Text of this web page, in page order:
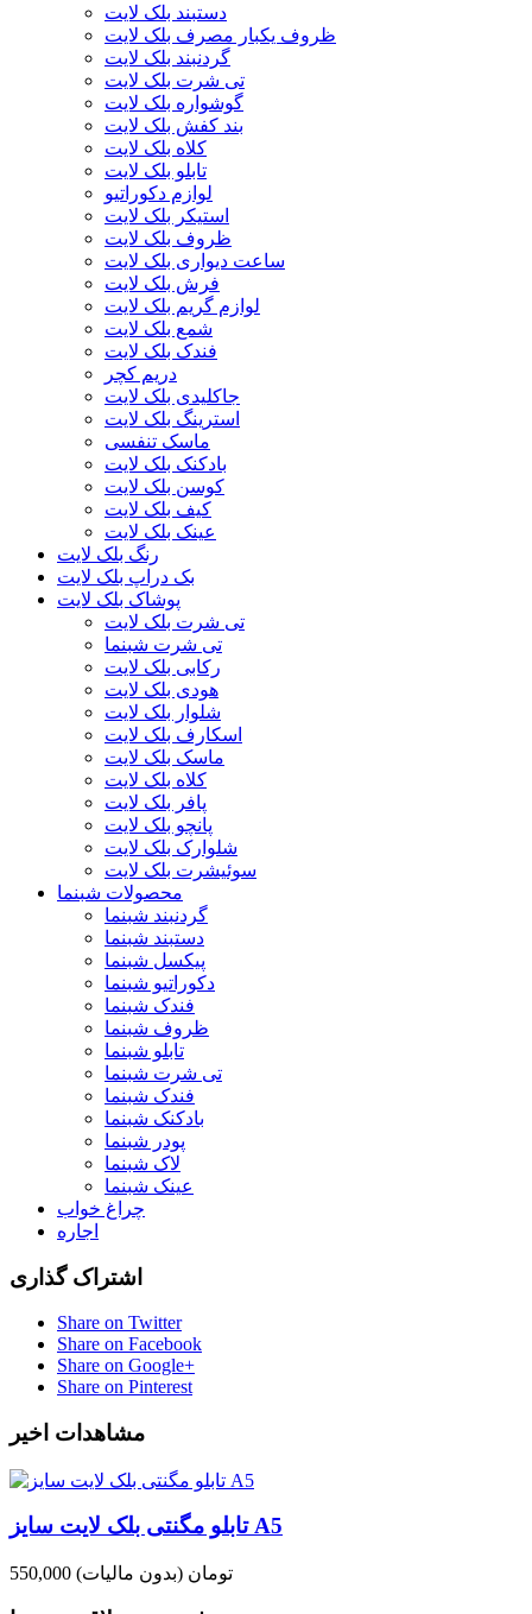
دستبند بلک لایت
ظروف یکبار مصرف بلک لایت
گردنبند بلک لایت
تی شرت بلک لایت
گوشواره بلک لایت
بند کفش بلک لایت
کلاه بلک لایت
تابلو بلک لایت
لوازم دکوراتیو
استیکر بلک لایت
ظروف بلک لایت
ساعت دیواری بلک لایت
فرش بلک لایت
لوازم گریم بلک لایت
شمع بلک لایت
فندک بلک لایت
دریم کچر
جاکلیدی بلک لایت
استرینگ بلک لایت
ماسک تنفسی
بادکنک بلک لایت
کوسن بلک لایت
کیف بلک لایت
عینک بلک لایت
رنگ بلک لایت
بک دراپ بلک لایت
پوشاک بلک لایت
تی شرت بلک لایت
تی شرت شبنما
رکابی بلک لایت
هودی بلک لایت
شلوار بلک لایت
اسکارف بلک لایت
ماسک بلک لایت
کلاه بلک لایت
پافر بلک لایت
پانچو بلک لایت
شلوارک بلک لایت
سوئیشرت بلک لایت
محصولات شبنما
گردنبند شبنما
دستبند شبنما
پیکسل شبنما
دکوراتیو شبنما
فندک شبنما
ظروف شبنما
تابلو شبنما
تی شرت شبنما
فندک شبنما
بادکنک شبنما
پودر شبنما
لاک شبنما
عینک شبنما
چراغ خواب
اجاره
اشتراک گذاری
Share on Twitter
Share on Facebook
Share on Google+
Share on Pinterest
مشاهدات اخیر
تابلو مگنتی بلک لایت سایز A5
550,000 تومان (بدون مالیات)